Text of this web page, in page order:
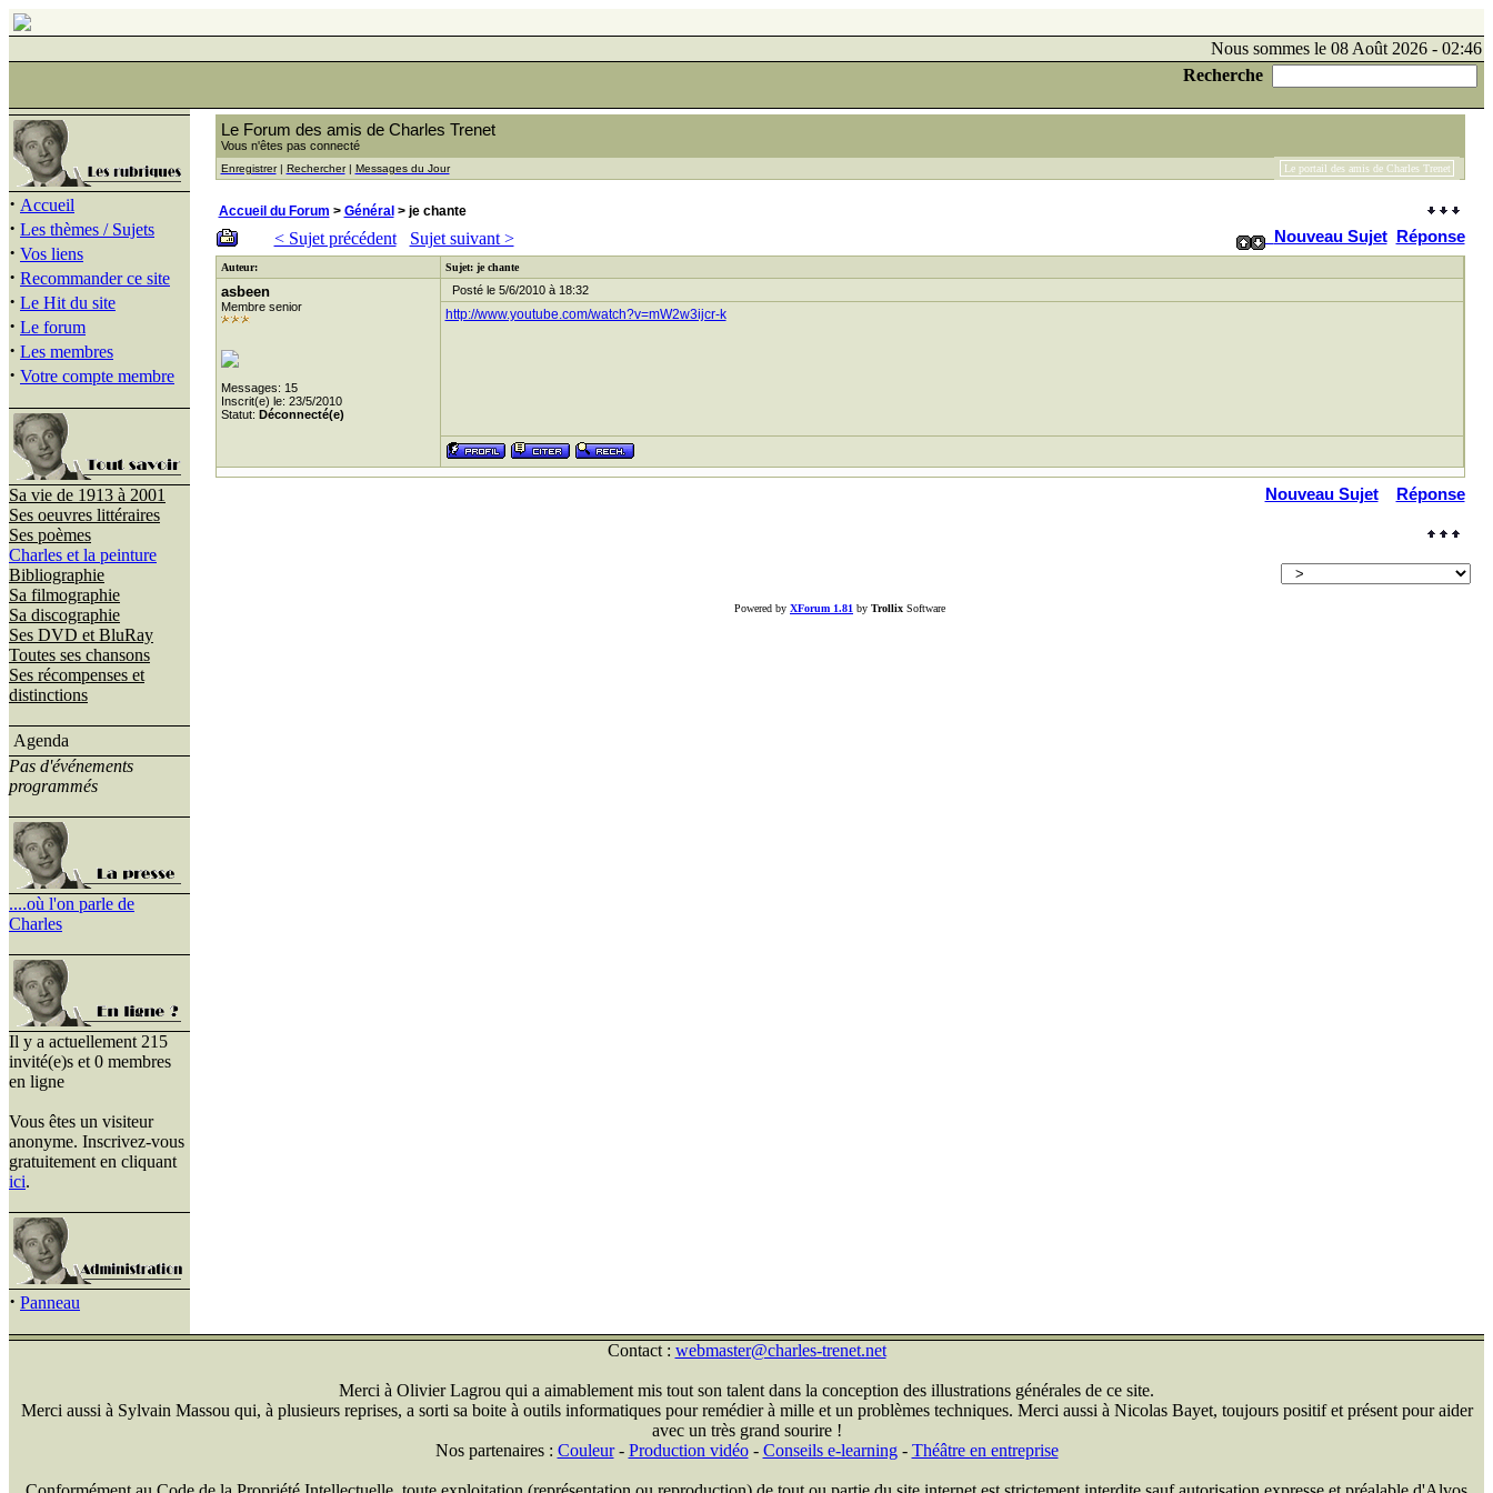
Nous sommes le 08 Août 2026 - 02:46
Recherche
· Accueil
· Les thèmes / Sujets
· Vos liens
· Recommander ce site
· Le Hit du site
· Le forum
· Les membres
· Votre compte membre
Sa vie de 1913 à 2001
Ses oeuvres littéraires
Ses poèmes
Charles et la peinture
Bibliographie
Sa filmographie
Sa discographie
Ses DVD et BluRay
Toutes ses chansons
Ses récompenses et
distinctions
Agenda
Pas d'événements
programmés
....où l'on parle de
Charles
Il y a actuellement 215
invité(e)s et 0 membres
en ligne
Vous êtes un visiteur
anonyme. Inscrivez-vous
gratuitement en cliquant
ici.
· Panneau
Le Forum des amis de Charles Trenet
Vous n'êtes pas connecté
Enregistrer| Rechercher| Messages du Jour Le portail des amis de Charles Trenet
Accueil du Forum > Général > je chante
< Sujet précédent Sujet suivant > Nouveau Sujet Réponse
Auteur: Sujet: je chante
asbeen
Membre senior
Messages: 15
Inscrit(e) le: 23/5/2010
Statut: Déconnecté(e)
Posté le 5/6/2010 à 18:32
http://www.youtube.com/watch?v=mW2w3ijcr-k
Nouveau Sujet Réponse
Powered by XForum 1.81 by Trollix Software
Contact : webmaster@charles-trenet.net
Merci à Olivier Lagrou qui a aimablement mis tout son talent dans la conception des illustrations générales de ce site.
Merci aussi à Sylvain Massou qui, à plusieurs reprises, a sorti sa boite à outils informatiques pour remédier à mille et un problèmes techniques. Merci aussi à Nicolas Bayet, toujours positif et présent pour aider
avec un très grand sourire !
Nos partenaires : Couleur- Production vidéo- Conseils e-learning- Théâtre en entreprise